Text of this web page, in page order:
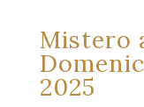
Mistero
2025